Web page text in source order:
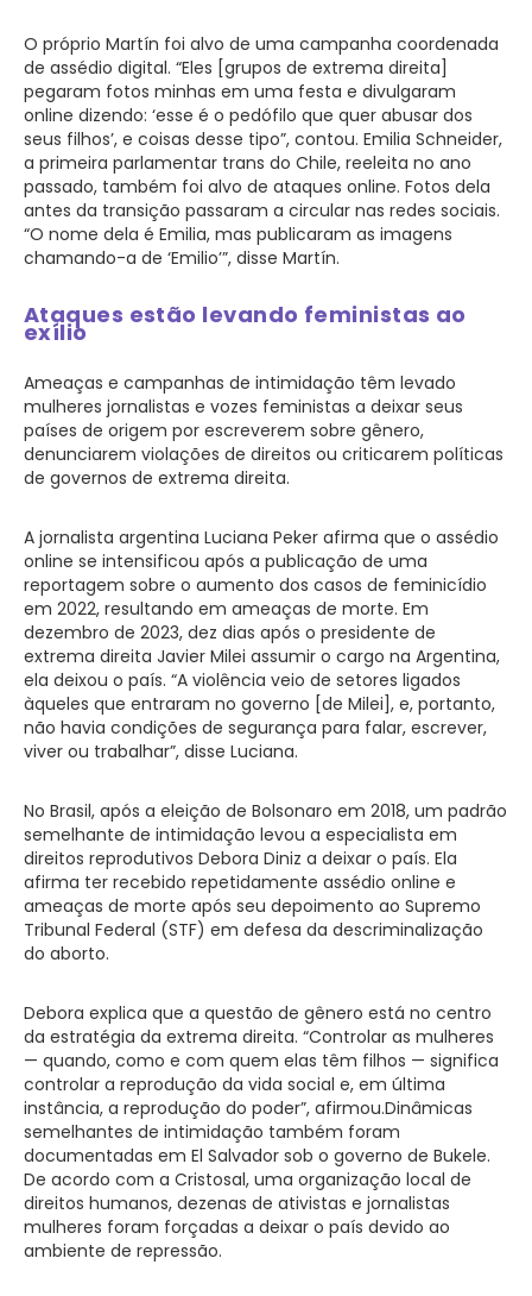
O próprio Martín foi alvo de uma campanha coordenada
de assédio digital. “Eles [grupos de extrema direita]
pegaram fotos minhas em uma festa e divulgaram
online dizendo: ‘esse é o pedófilo que quer abusar dos
seus filhos’, e coisas desse tipo”, contou. Emilia Schneider,
a primeira parlamentar trans do Chile, reeleita no ano
passado, também foi alvo de ataques online. Fotos dela
antes da transição passaram a circular nas redes sociais.
“O nome dela é Emilia, mas publicaram as imagens
chamando-a de ‘Emilio’”, disse Martín.
Ataques estão levando feministas ao
exílio
Ameaças e campanhas de intimidação têm levado
mulheres jornalistas e vozes feministas a deixar seus
países de origem por escreverem sobre gênero,
denunciarem violações de direitos ou criticarem políticas
de governos de extrema direita.
A jornalista argentina Luciana Peker afirma que o assédio
online se intensificou após a publicação de uma
reportagem sobre o aumento dos casos de feminicídio
em 2022, resultando em ameaças de morte. Em
dezembro de 2023, dez dias após o presidente de
extrema direita Javier Milei assumir o cargo na Argentina,
ela deixou o país. “A violência veio de setores ligados
àqueles que entraram no governo [de Milei], e, portanto,
não havia condições de segurança para falar, escrever,
viver ou trabalhar”, disse Luciana.
No Brasil, após a eleição de Bolsonaro em 2018, um padrão
semelhante de intimidação levou a especialista em
direitos reprodutivos Debora Diniz a deixar o país. Ela
afirma ter recebido repetidamente assédio online e
ameaças de morte após seu depoimento ao Supremo
Tribunal Federal (STF) em defesa da descriminalização
do aborto.
Debora explica que a questão de gênero está no centro
da estratégia da extrema direita. “Controlar as mulheres
— quando, como e com quem elas têm filhos — significa
controlar a reprodução da vida social e, em última
instância, a reprodução do poder”, afirmou.Dinâmicas
semelhantes de intimidação também foram
documentadas em El Salvador sob o governo de Bukele.
De acordo com a Cristosal, uma organização local de
direitos humanos, dezenas de ativistas e jornalistas
mulheres foram forçadas a deixar o país devido ao
ambiente de repressão.